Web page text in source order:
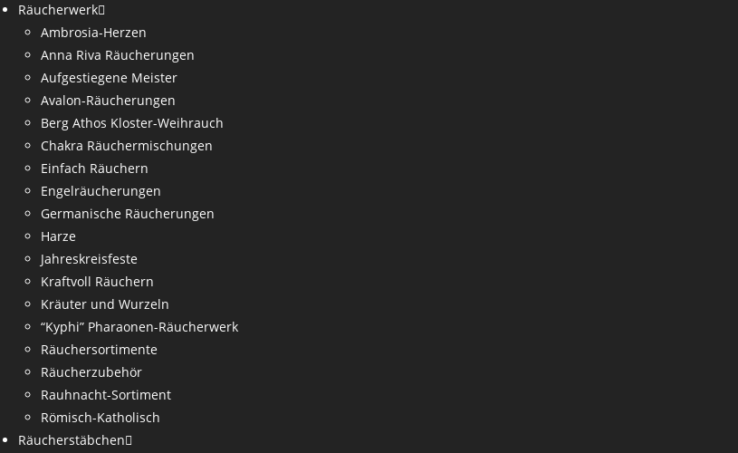
Räucherwerk
Ambrosia-Herzen
Anna Riva Räucherungen
Aufgestiegene Meister
Avalon-Räucherungen
Berg Athos Kloster-Weihrauch
Chakra Räuchermischungen
Einfach Räuchern
Engelräucherungen
Germanische Räucherungen
Harze
Jahreskreisfeste
Kraftvoll Räuchern
Kräuter und Wurzeln
“Kyphi” Pharaonen-Räucherwerk
Räuchersortimente
Räucherzubehör
Rauhnacht-Sortiment
Römisch-Katholisch
Räucherstäbchen